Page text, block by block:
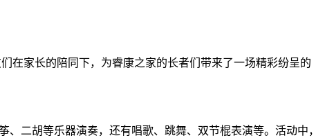
在家长的陪同下，为睿康之家的长者们带来了一场精彩纷呈的
二胡等乐器演奏，还有唱歌、跳舞、双节棍表演等。活动中，